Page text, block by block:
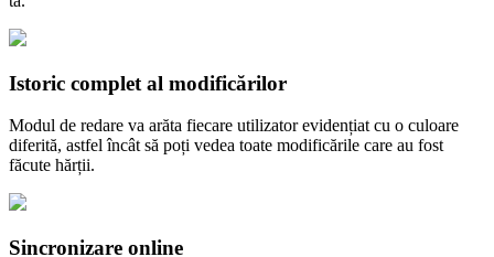
Istoric complet al modificărilor
Modul de redare va arăta fiecare utilizator evidențiat cu o culoare
diferită, astfel încât să poți vedea toate modificările care au fost
făcute hărții.
Sincronizare online